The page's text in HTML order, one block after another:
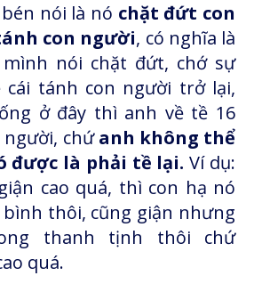
nói là nó chặt đứt con
con người, có nghĩa là
nói chặt đứt, chớ sự
tánh con người trở lại,
ở đây thì anh về tề 16
chứanh không thể
được là phải tề lại. Ví dụ:
cao quá, thì con hạ nó
thôi, cũng giận nhưng
thanh tịnh thôi chứ
quá.